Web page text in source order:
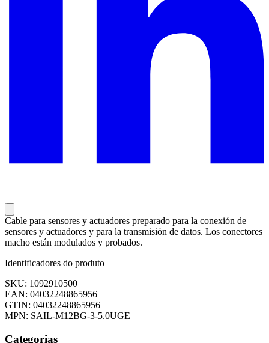
Cable para sensores y actuadores preparado para la conexión de
sensores y actuadores y para la transmisión de datos. Los conectores
macho están modulados y probados.
Identificadores do produto
SKU: 1092910500
EAN: 04032248865956
GTIN: 04032248865956
MPN: SAIL-M12BG-3-5.0UGE
Categorias